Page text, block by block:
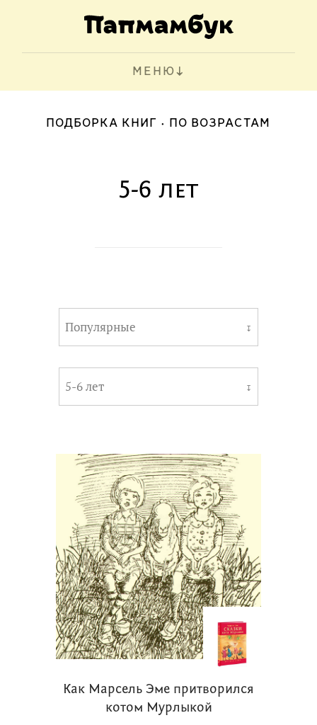
МЕНЮ
ПОДБОРКА КНИГ ПО ВОЗРАСТАМ
5-6 лет
Популярные ↧
5-6 лет ↧
Как Марсель Эме притворился
котом Мурлыкой